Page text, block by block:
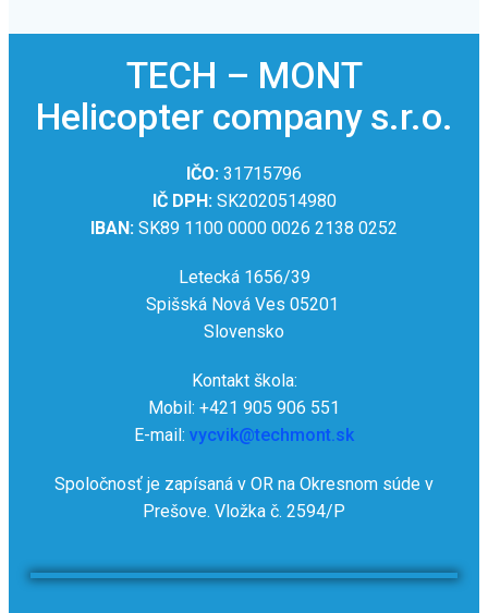
TECH – MONT
Helicopter company s.r.o.
IČO: 31715796
IČ DPH:SK2020514980
IBAN: SK89 1100 0000 0026 2138 0252
Letecká 1656/39
Spišská Nová Ves 05201
Slovensko
Kontakt škola:
Mobil: +421 905 906 551
E-mail: vycvik@techmont.sk
Spoločnosť je zapísaná v OR na Okresnom súde v
Prešove. Vložka č. 2594/P